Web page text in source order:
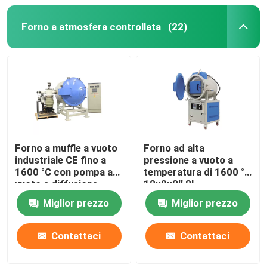
Forno a atmosfera controllata (22)
Forno a muffle a vuoto
industriale CE fino a
1600 °C con pompa a
vuoto a diffusione
Miglior prezzo
Contattaci
Forno ad alta
pressione a vuoto a
temperatura di 1600 °C
12x8x8′′ 8L
Miglior prezzo
Contattaci